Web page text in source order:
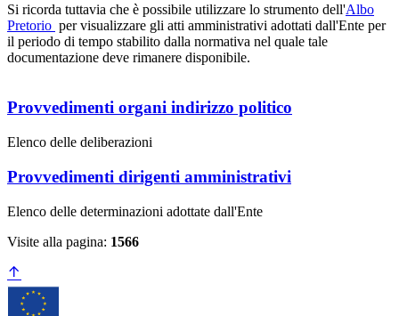
Si ricorda tuttavia che è possibile utilizzare lo strumento dell'Albo
Pretorio per visualizzare gli atti amministrativi adottati dall'Ente per
il periodo di tempo stabilito dalla normativa nel quale tale
documentazione deve rimanere disponibile.
Provvedimenti organi indirizzo politico
Elenco delle deliberazioni
Provvedimenti dirigenti amministrativi
Elenco delle determinazioni adottate dall'Ente
Visite alla pagina: 1566